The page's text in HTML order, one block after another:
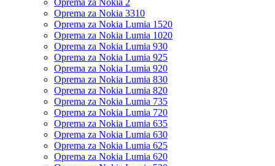
Oprema za Nokia 2
Oprema za Nokia 3310
Oprema za Nokia Lumia 1520
Oprema za Nokia Lumia 1020
Oprema za Nokia Lumia 930
Oprema za Nokia Lumia 925
Oprema za Nokia Lumia 920
Oprema za Nokia Lumia 830
Oprema za Nokia Lumia 820
Oprema za Nokia Lumia 735
Oprema za Nokia Lumia 720
Oprema za Nokia Lumia 635
Oprema za Nokia Lumia 630
Oprema za Nokia Lumia 625
Oprema za Nokia Lumia 620